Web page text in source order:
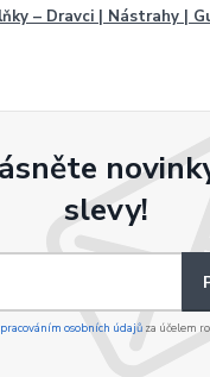
– Dravci | Nástrahy |
slevy!
osobních údajůza účelem